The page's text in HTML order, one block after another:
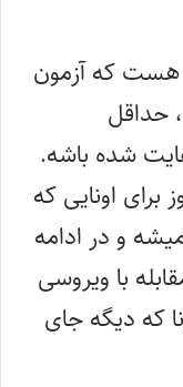
هست که آزمون
حداقل
شده باشه.
اونایی که
و در ادامه
با ویروسی
که دیگه جای